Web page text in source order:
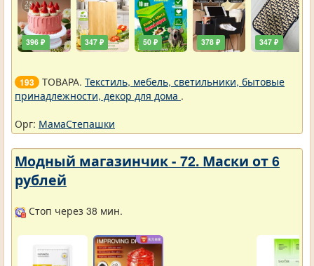
396 ₽ 347 ₽ 50 ₽ 378 ₽ 347 ₽
193 ТОВАРА. Текстиль, мебель, светильники, бытовые
принадлежности, декор для дома .
Орг: МамаСтепашки
Модный магазинчик - 72. Маски от 6
рублей
Стоп через 38 мин.